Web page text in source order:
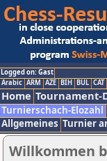
Logged on: Gast
Arabic ARM AZE BIH BUL CAT
Home Tournament-
Turnierschach-Elozahl
Allgemeines Turnier
Willkommen